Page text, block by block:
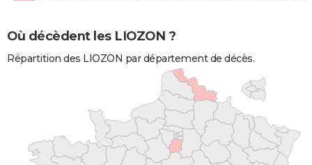
Où décèdent les LIOZON ?
Répartition des LIOZON par département de décès.